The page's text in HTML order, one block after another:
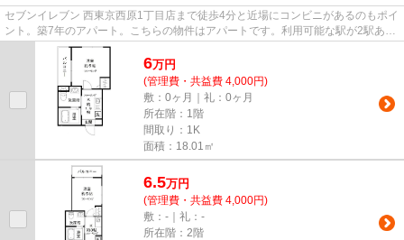
セブンイレブン 西東京西原1丁目店まで徒歩4分と近場にコンビニがあるのもポイ
ント。築7年のアパート。こちらの物件はアパートです。利用可能な駅が2駅あ
り、利便性の高い物件です。ご...
6万円
(管理費・共益費 4,000円)
敷：0ヶ月｜礼：0ヶ月
所在階：1階
間取り：1K
面積：18.01㎡
6.5万円
(管理費・共益費 4,000円)
敷：-｜礼：-
所在階：2階